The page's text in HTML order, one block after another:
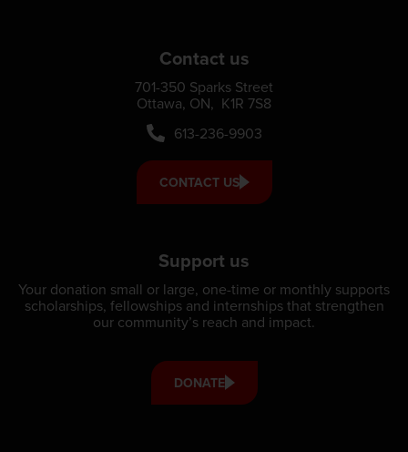
Contact us
701-350 Sparks Street
Ottawa, ON, K1R 7S8
613-236-9903
CONTACT US
Support us
Your donation small or large, one-time or monthly supports
scholarships, fellowships and internships that strengthen
our community’s reach and impact.
DONATE